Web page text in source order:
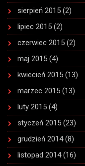
sierpień 2015 (2)
lipiec 2015 (2)
czerwiec 2015 (2)
maj 2015 (4)
kwiecień 2015 (13)
marzec 2015 (13)
luty 2015 (4)
styczeń 2015 (23)
grudzień 2014(8)
listopad 2014(16)